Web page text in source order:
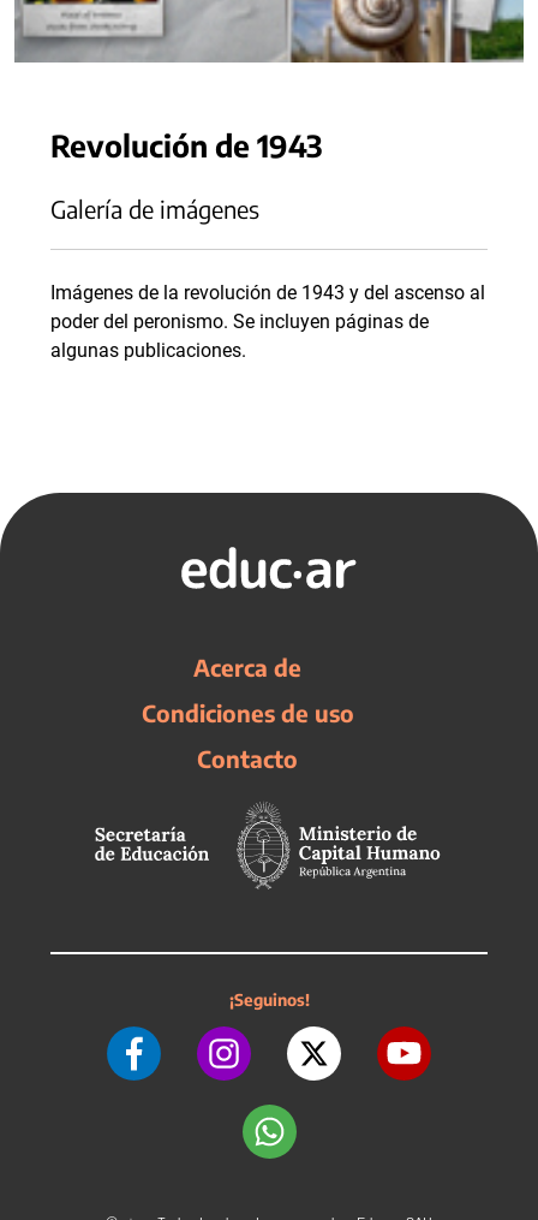
Revolución de 1943
Galería de imágenes
Imágenes de la revolución de 1943 y del ascenso al
poder del peronismo. Se incluyen páginas de
algunas publicaciones.
Acerca de
Condiciones de uso
Contacto
¡Seguinos!